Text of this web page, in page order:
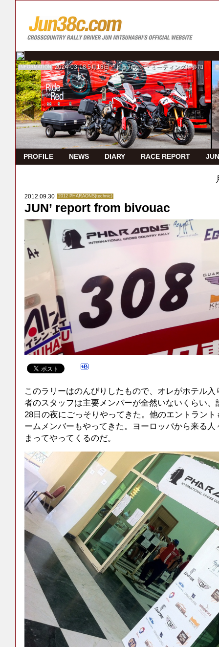
INFORMATION 2024-03-18 5月18日 ドゥカティ・ミーティングに参加
PROFILE NEWS DIARY RACE REPORT
2012.09.30 2012 PHARAONS(technic)
JUN’ report from bivouac
このラリーはのんびりしたもので、オレがホテル
者のスタッフは主要メンバーが全然いないくらい
28日の夜にごっそりやってきた。他のエントラン
ームメンバーもやってきた。ヨーロッパから来る
まってやってくるのだ。